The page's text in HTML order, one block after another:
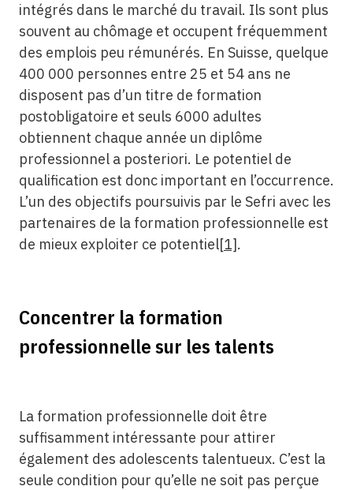
intégrés dans le marché du travail. Ils sont plus
souvent au chômage et occupent fréquemment
des emplois peu rémunérés. En Suisse, quelque
400 000 personnes entre 25 et 54 ans ne
disposent pas d’un titre de formation
postobligatoire et seuls 6000 adultes
obtiennent chaque année un diplôme
professionnel a posteriori. Le potentiel de
qualification est donc important en l’occurrence.
L’un des objectifs poursuivis par le Sefri avec les
partenaires de la formation professionnelle est
de mieux exploiter ce potentiel[1].
Concentrer la formation
professionnelle sur les talents
La formation professionnelle doit être
suffisamment intéressante pour attirer
également des adolescents talentueux. C’est la
seule condition pour qu’elle ne soit pas perçue